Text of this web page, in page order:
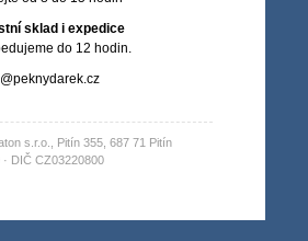
sklad i expedice
do 12 hodin.
s.r.o., Pitín 355, 687 71 Pitín
DIČ CZ03220800